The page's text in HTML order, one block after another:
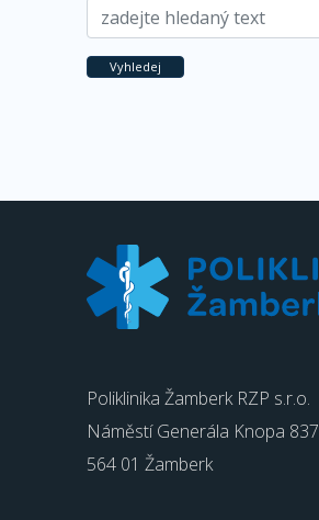
Vyhledej
Poliklinika Žamberk RZP s.r.o.
Náměstí Generála Knopa 837
564 01 Žamberk